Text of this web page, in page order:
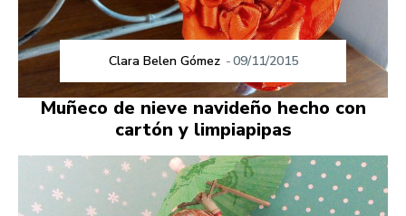
Clara Belen Gómez -09/11/2015
Muñeco de nieve navideño hecho con
cartón y limpiapipas